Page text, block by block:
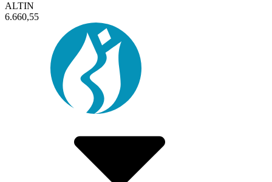
ALTIN
6.660,55